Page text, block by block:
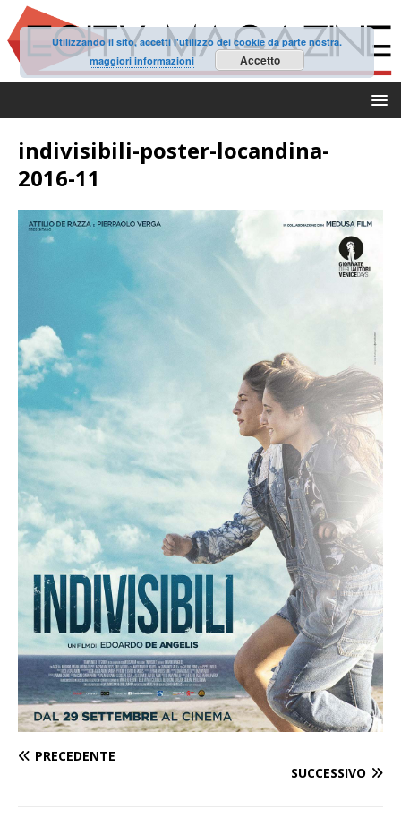
indivisibili-poster-locandina-
2016-11
PRECEDENTE
SUCCESSIVO
Utilizzando il sito, accetti l'utilizzo dei cookie da parte nostra.
maggiori informazioni
Accetto